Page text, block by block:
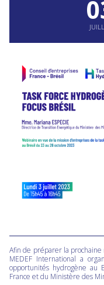
Afin de préparer la prochaine
MEDEF International a
opportunités hydrogène au
France et du Ministère des